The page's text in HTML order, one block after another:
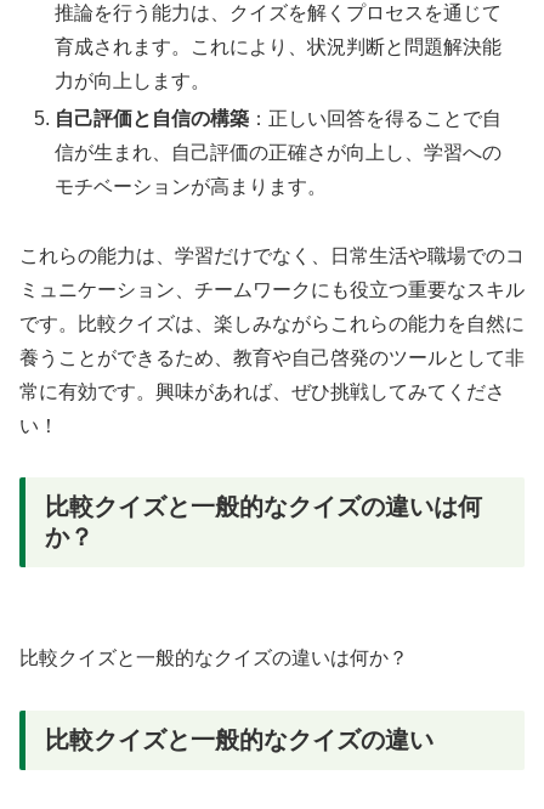
推論を行う能力は、クイズを解くプロセスを通じて
育成されます。これにより、状況判断と問題解決能
力が向上します。
自己評価と自信の構築 ：正しい回答を得ることで自
信が生まれ、自己評価の正確さが向上し、学習への
モチベーションが高まります。
これらの能力は、学習だけでなく、日常生活や職場でのコ
ミュニケーション、チームワークにも役立つ重要なスキル
です。比較クイズは、楽しみながらこれらの能力を自然に
養うことができるため、教育や自己啓発のツールとして非
常に有効です。興味があれば、ぜひ挑戦してみてくださ
い！
比較クイズと一般的なクイズの違いは何
か？
比較クイズと一般的なクイズの違いは何か？
比較クイズと一般的なクイズの違い